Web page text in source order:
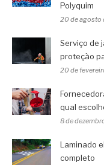
Polyquim
20 de agosto
Serviço de
proteção
20 de
qual
8 de
Laminado
completo